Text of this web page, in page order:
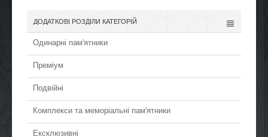
ДОДАТКОВІ РОЗДІЛИ КАТЕГОРІЙ
Одинарні пам'ятники
Преміум
Подвійні
Комплекси та меморіальні пам'ятники
Ексклюзивні